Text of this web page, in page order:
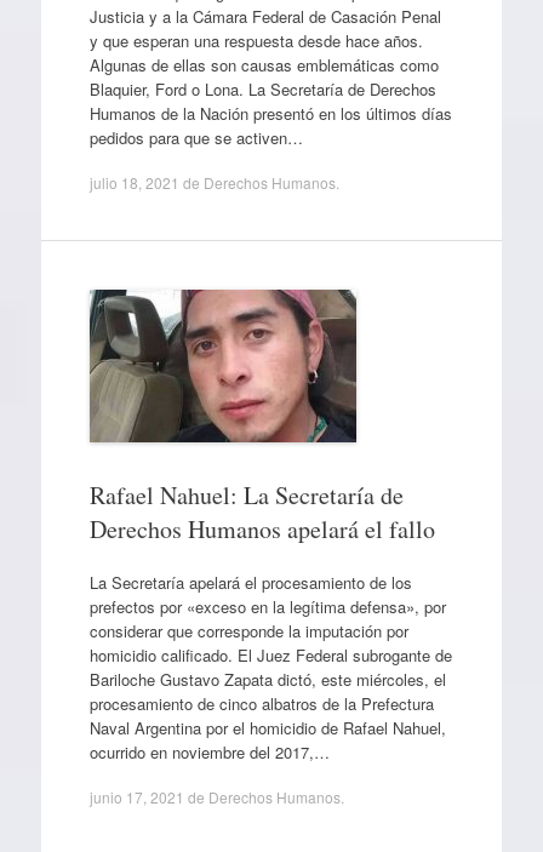
Justicia y a la Cámara Federal de Casación Penal
y que esperan una respuesta desde hace años.
Algunas de ellas son causas emblemáticas como
Blaquier, Ford o Lona. La Secretaría de Derechos
Humanos de la Nación presentó en los últimos días
pedidos para que se activen…
julio 18, 2021 de Derechos Humanos.
Rafael Nahuel: La Secretaría de
Derechos Humanos apelará el fallo
La Secretaría apelará el procesamiento de los
prefectos por «exceso en la legítima defensa», por
considerar que corresponde la imputación por
homicidio calificado. El Juez Federal subrogante de
Bariloche Gustavo Zapata dictó, este miércoles, el
procesamiento de cinco albatros de la Prefectura
Naval Argentina por el homicidio de Rafael Nahuel,
ocurrido en noviembre del 2017,…
junio 17, 2021 de Derechos Humanos.